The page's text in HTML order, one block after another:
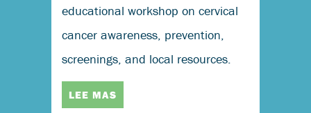
educational workshop on cervical
cancer awareness, prevention,
screenings, and local resources.
LEE MAS